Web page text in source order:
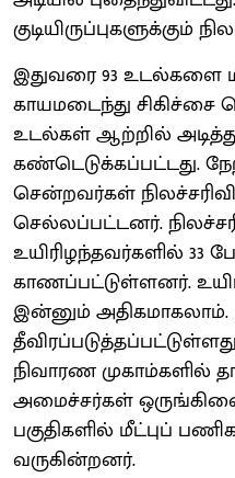
குடியிருப்புகளுக்கும்
இதுவரை 93 உடல்களை
காயமடைந்து சிகிச்சை
உடல்கள் ஆற்றில்
கண்டெடுக்கப்பட்டது.
சென்றவர்கள்
செல்லப்பட்டனர்.
உயிரிழந்தவர்களில் 33
காணப்பட்டுள்ளனர்.
இன்னும் அதிகமாகலாம்.
நிவாரண முகாம்களில்
அமைச்சர்கள்
பகுதிகளில் மீட்புப்
வருகின்றனர்.